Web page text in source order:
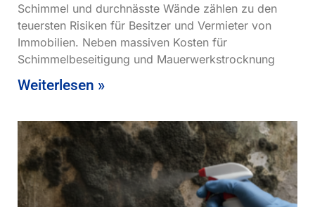
Schimmel und durchnässte Wände zählen zu den
teuersten Risiken für Besitzer und Vermieter von
Immobilien. Neben massiven Kosten für
Schimmelbeseitigung und Mauerwerkstrocknung
Weiterlesen »